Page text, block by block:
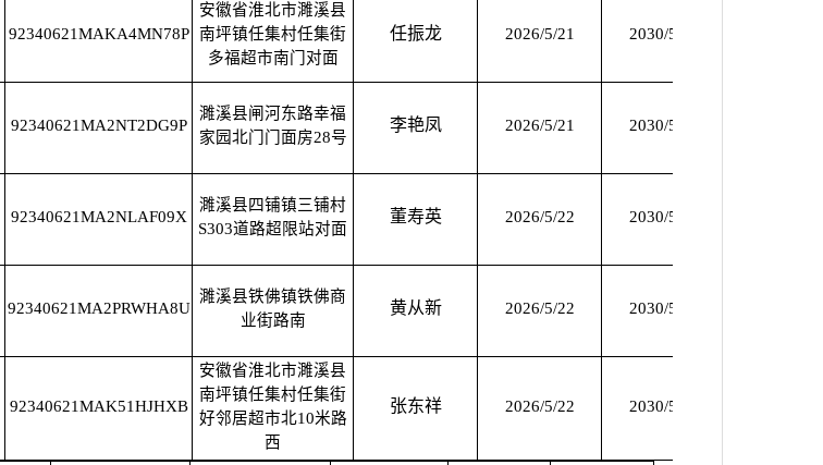
92340621MAKA4MN78P
安徽省淮北市濉溪县
南坪镇任集村任集街
多福超市南门对面
任振龙 2026/5/21 2030/5/20
92340621MA2NT2DG9P
濉溪县闸河东路幸福
家园北门门面房28号
李艳凤 2026/5/21 2030/5/20
92340621MA2NLAF09X
濉溪县四铺镇三铺村
S303道路超限站对面
董寿英 2026/5/22 2030/5/21
92340621MA2PRWHA8U
濉溪县铁佛镇铁佛商
业街路南
黄从新 2026/5/22 2030/5/21
92340621MAK51HJHXB
安徽省淮北市濉溪县
南坪镇任集村任集街
好邻居超市北10米路
西
张东祥 2026/5/22 2030/5/21